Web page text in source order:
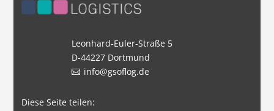
Leonhard-Euler-Straße 5
D-44227 Dortmund
info@gsoflog.de
Diese Seite teilen: